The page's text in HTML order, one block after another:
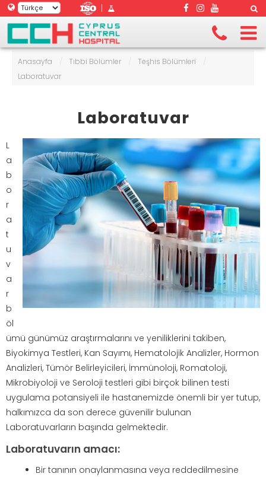
Anasayfa / Tıbbi Bölümler / Teşhis Bölümleri
/
Laboratuvar
Laboratuvar
L
a
b
o
r
a
t
u
v
a
r
b
öl
ümü günümüz araştırmalarını ve yeniliklerini takiben,
Biyokimya Testleri, Kan Sayımı, Hematolojik Analizler, Hormon
Analizleri, Tümör Belirleyicileri, İmmünoloji, Romatoloji,
Mikrobiyoloji ve Seroloji testleri gibi birçok bilinen testi
uygulama potansiyeli ile hastanemizde önemli bir yer tutup,
halkımızca da son derece güvenilir bulunan
Laboratuvarların başında gelmektedir.
Laboratuvarın amacı:
Bir tanının onaylanmasına veya reddedilmesine